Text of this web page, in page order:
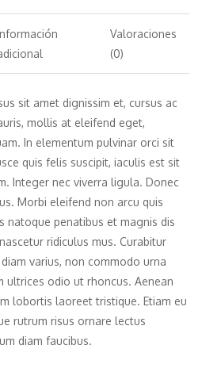
Valoraciones
(0)
sit amet dignissim et, cursus ac
mollis at eleifend eget,
In elementum pulvinar orci sit
quis felis suscipit, iaculis est sit
Integer nec viverra ligula. Donec
Morbi eleifend non arcu quis
natoque penatibus et magnis dis
ridiculus mus. Curabitur
varius, non commodo urna
ultrices odio ut rhoncus. Aenean
lobortis laoreet tristique. Etiam eu
rutrum risus ornare lectus
diam faucibus.